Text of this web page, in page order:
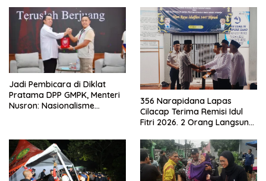
Jadi Pembicara di Diklat
Pratama DPP GMPK, Menteri
Nusron: Nasionalisme
356 Narapidana Lapas
Cilacap Terima Remisi Idul
Fitri 2026. 2 Orang Langsung